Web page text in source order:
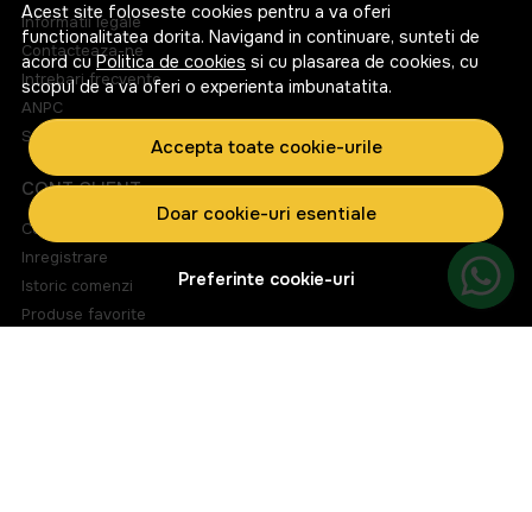
Acest site foloseste cookies pentru a va oferi
functionalitatea dorita. Navigand in continuare, sunteti de
acord cuPolitica de cookies si cu plasarea de cookies, cu
scopul de a va oferi o experienta imbunatatita.
Accepta toate cookie-urile
Doar cookie-uri esentiale
Preferinte cookie-uri
Informatii legale
Contacteaza-ne
Intrebari frecvente
ANPC
Solutionarea litigiilor
CONT CLIENT
Contul meu
Inregistrare
Istoric comenzi
Produse favorite